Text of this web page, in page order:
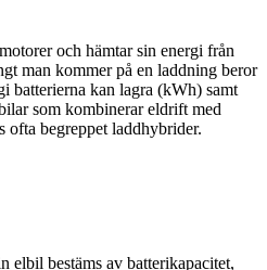
och hämtar sin energi från
man kommer på en laddning beror
batterierna kan lagra (kWh) samt
som kombinerar eldrift med
ofta begreppet laddhybrider.
elbil bestäms av batterikapacitet,